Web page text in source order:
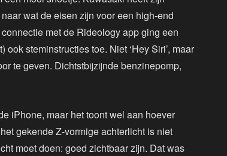
wat de eisen zijn voor een high-end
met de Rideology app ging een
steminstructies toe. Niet ‘Hey Siri’, maar
te geven. Dichtstbijzijnde benzinepomp,
iPhone, maar het toont wel aan hoever
gekende Z-vormige achterlicht is niet
moet doen: goed zichtbaar zijn. Dat was